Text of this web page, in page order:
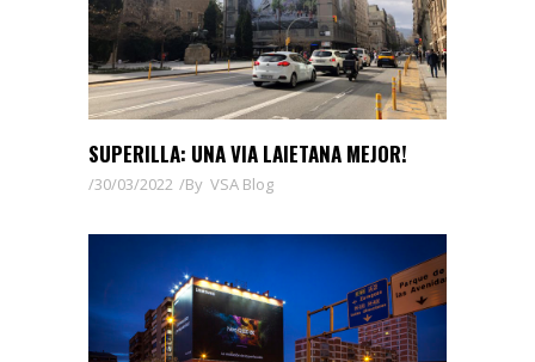
SUPERILLA: UNA VIA LAIETANA MEJOR!
30/03/2022 By VSA Blog